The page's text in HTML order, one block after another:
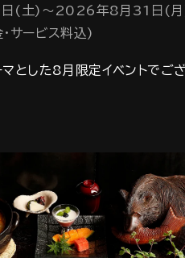
(土)～2026年8月31日(
サービス料込)
とした8月限定イベントでご